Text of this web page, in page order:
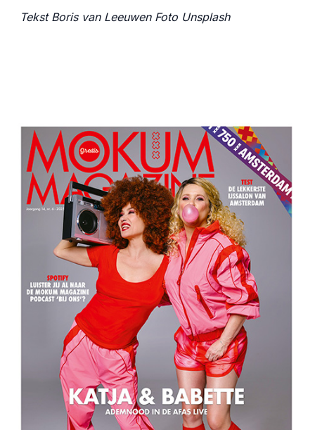
Tekst Boris van Leeuwen Foto Unsplash